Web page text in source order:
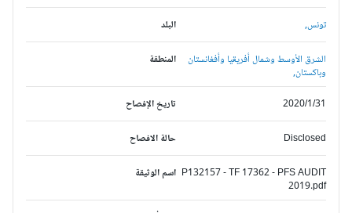
البلد تونس,
المنطقة
الشرق الأوسط وشمال أفريقيا وأفغانستان
وباكستان,
تاريخ الإفصاح
2020/1/31
حالة الافصاح Disclosed
اسم الوثيقة P132157 - TF 17362 - PFS AUDIT
2019.pdf